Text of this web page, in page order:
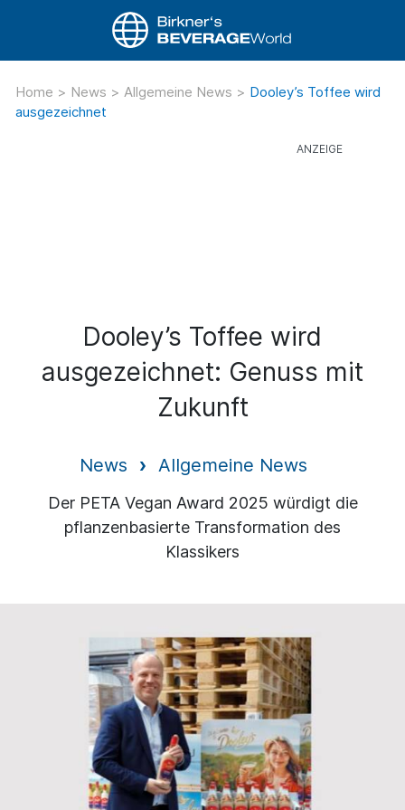
Home > News > Allgemeine News > Dooley’s Toffee wird
ausgezeichnet
Dooley’s Toffee wird
ausgezeichnet: Genuss mit
Zukunft
News Allgemeine News
Der PETA Vegan Award 2025 würdigt die
pflanzenbasierte Transformation des
Klassikers